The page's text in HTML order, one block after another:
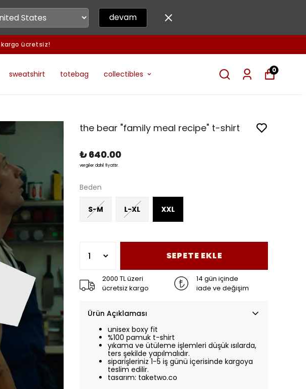
devam
kargo ücretsiz!
sweatshirt totebag collectibles 0
the bear "family meal recipe" t-shirt
₺ 640.00
vergiler dahil fiyattır.
Beden
S-M L-XL XXL
SEPETE EKLE
2000 TL üzeri
ücretsiz kargo
14 gün içinde
iade ve değişim
Ürün Açıklaması
unisex boxy fit
%100 pamuk t-shirt
yıkama ve ütüleme işlemleri düşük ısılarda,
ters şekilde yapılmalıdır.
siparişleriniz 1-5 iş günü içerisinde kargoya
teslim edilir.
tasarım: taketwo.co